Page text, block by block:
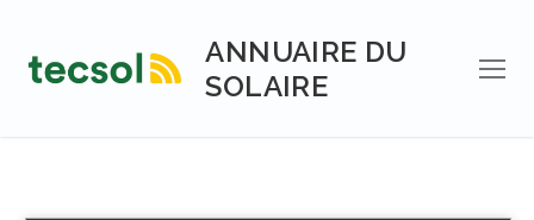
contenu
ANNUAIRE DU
SOLAIRE